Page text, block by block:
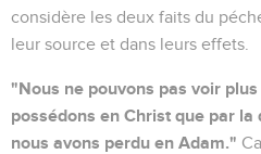
considère les deux faits du
leur source et dans leurs effets.
"Nous ne pouvons pas voir
possédons en Christ que par
nous avons perdu en Adam."